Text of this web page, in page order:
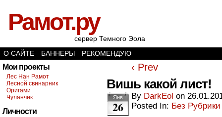
Рамот.ру
сервер Темного Эола
О САЙТЕ
БАННЕРЫ РЕКОМЕНДУЮ
Мои проекты
Лес Нан Рамот
Лесной свинарник
Оригами
Чуланчик
Личности
‹ Prev
Вишь какой лист!
Янв
26
By DarkEol on
Posted In: Без Рубрики